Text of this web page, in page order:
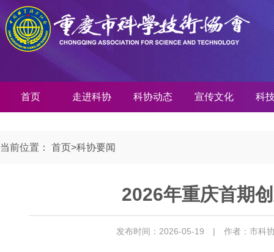
首页 走进科协 科协动态 宣传文化 科
当前位置： 首页>科协要闻
2026年重庆首期
发布时间：2026-05-19 | 作者：市科协